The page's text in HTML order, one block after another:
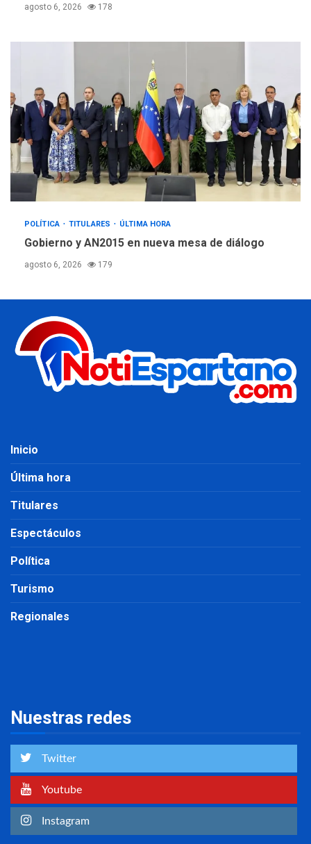
agosto 6, 2026 178
POLÍTICA TITULARES ÚLTIMA HORA
Gobierno y AN2015 en nueva mesa de diálogo
agosto 6, 2026 179
Inicio
Última hora
Titulares
Espectáculos
Política
Turismo
Regionales
Nuestras redes
Twitter
Youtube
Instagram